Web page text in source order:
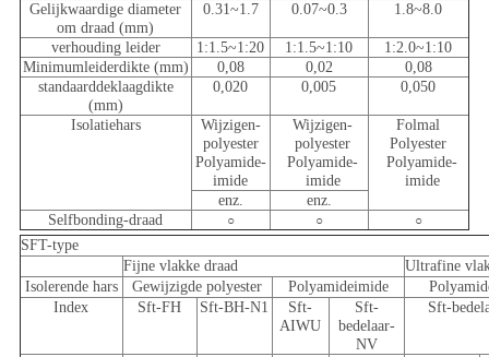
Gelijkwaardige diameter
om draad (mm)
0.31~1.7 0.07~0.3 1.8~8.0
verhouding leider 1:1.5~1:20 1:1.5~1:10
1:2.0~1:10
Minimumleiderdikte (mm)
0,08 0,02
0,08
standaarddeklaagdikte
(mm)
0,020 0,005 0,050
Isolatiehars
Wijzigen-
polyester
Polyamide-
imide
Wijzigen-
polyester
Polyamide-
imide
Folmal
Polyester
Polyamide-
imide
enz.
enz.
Selfbonding-draad
○ ○ ○
SFT-type
Fijne vlakke draad
Ultrafine
Isolerende hars
Gewijzigde polyester Polyamideimide
Index
Sft-FH Sft-BH-N1
Sft-
AIWU
Sft-
bedelaar-
NV
Sft-